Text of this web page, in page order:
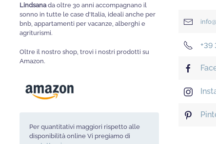
Lindsanada oltre 30 anni accompagnano il
sonno in tutte le case d'Italia, ideali anche per
bnb, appartamenti per vacanze, alberghi e
agriturismi.
Oltre il nostro shop, trovi i nostri prodotti su
Amazon.
Per quantitativi maggiori rispetto alle
disponibilità online Vi pregiamo di
+39